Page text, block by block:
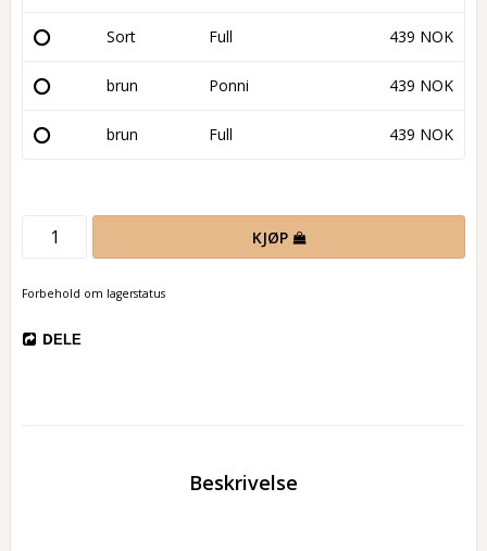
Sort Full 439 NOK
brun Ponni 439 NOK
brun Full 439 NOK
KJØP
Forbehold om lagerstatus
DELE
Beskrivelse